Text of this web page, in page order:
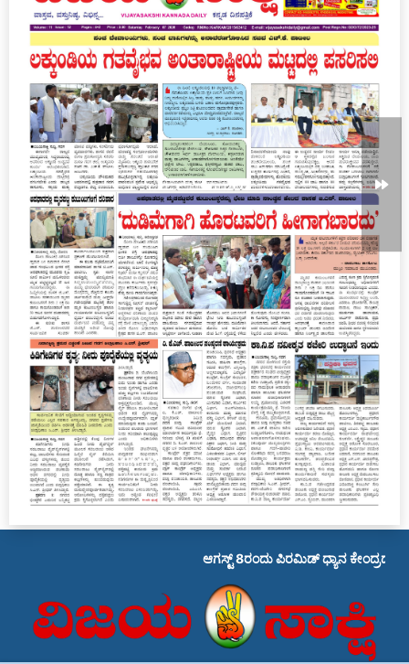
ಆಗಸ್ಟ್ 8ರಂದು ಪಿರಮಿಡ್ ಧ್ಯಾನ ಕೇಂದ್ರದ